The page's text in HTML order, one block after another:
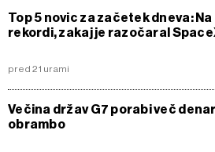
Top 5 novic za začetek dneva:
rekordi, zakaj je razočaral
pred 21 urami
Večina držav G7 porabi več
obrambo